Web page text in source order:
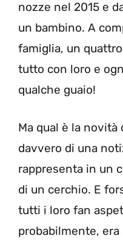
nozze nel 2015 e
un bambino. A
famiglia, un
tutto con loro e
qualche guaio!
Ma qual è la
davvero di una
rappresenta in un
di un cerchio. E
tutti i loro fan
probabilmente,